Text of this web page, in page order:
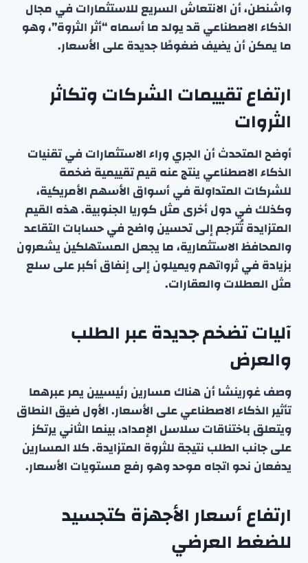
واشنطن، أن الانتعاش السريع للاستثمارات في مجال
الذكاء الاصطناعي قد يولد ما أسماه “أثر الثروة”، وهو
ما يمكن أن يضيف ضغوطًا جديدة على الأسعار.
ارتفاع تقييمات الشركات وتكاثر
الثروات
أوضح المتحدث أن الجري وراء الاستثمارات في تقنيات
الذكاء الاصطناعي ينتج عنه قيم تقييمية ضخمة
للشركات المتداولة في أسواق الأسهم الأمريكية،
وكذلك في دول أخرى مثل كوريا الجنوبية. هذه القيم
المتزايدة تُترجم إلى تحسين واضح في حسابات التقاعد
والمحافظ الاستثمارية، ما يجعل المستهلكين يشعرون
بزيادة في ثرواتهم ويميلون إلى إنفاق أكبر على سلع
مثل العطلات والعقارات.
آليات تضخم جديدة عبر الطلب
والعرض
وصف غورينشا أن هناك مسارين رئيسيين يمر عبرهما
تأثير الذكاء الاصطناعي على الأسعار. الأول ضيق النطاق
ويتعلق باختناقات سلاسل الإمداد، بينما الثاني يرتكز
على جانب الطلب نتيجة للثروة المتزايدة. كلا المسارين
يدفعان نحو اتجاه موحد وهو رفع مستويات الأسعار.
ارتفاع أسعار الأجهزة كتجسيد
للضغط العرضي